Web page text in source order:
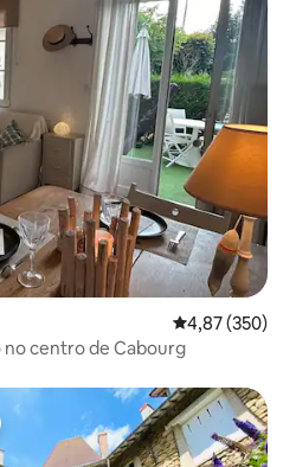
4,87 de uma
4,87 (350)
centro de Cabourg